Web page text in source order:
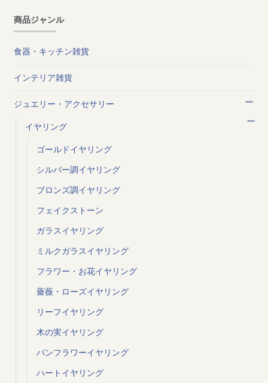
商品ジャンル
食器・キッチン雑貨
インテリア雑貨
ジュエリー・アクセサリー
イヤリング
ゴールドイヤリング
シルバー調イヤリング
ブロンズ調イヤリング
フェイクストーン
ガラスイヤリング
ミルクガラスイヤリング
フラワー・お花イヤリング
薔薇・ローズイヤリング
リーフイヤリング
木の実イヤリング
パンフラワーイヤリング
ハートイヤリング